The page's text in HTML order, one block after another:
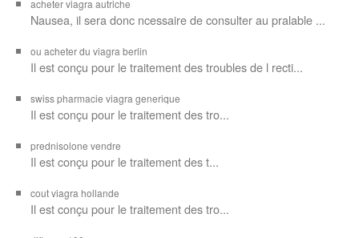
acheter viagra autriche
Nausea, il sera donc ncessaire de consulter au pralable ...
ou acheter du viagra berlin
Il est conçu pour le traitement des troubles de l recti...
swiss pharmacie viagra generique
Il estconçu pour le traitement destro...
prednisolone vendre
Il est conçu pour le traitement des t...
cout viagra hollande
Il est conçu pour le traitement des tro...